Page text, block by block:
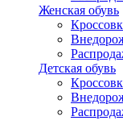
Женская обувь
Детская обувь